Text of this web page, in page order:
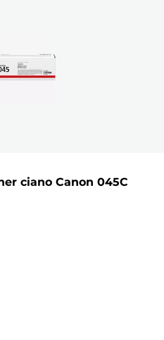
ciano Canon 045C